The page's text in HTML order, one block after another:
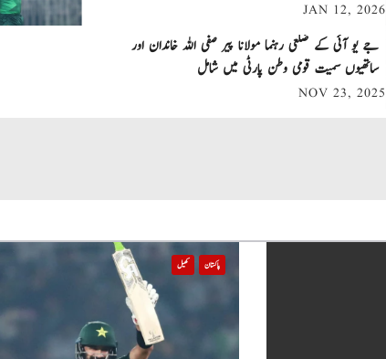
JAN 12, 2026
جے یو آئی کے ضلعی رہنما مولانا پیر صفی اللہ خاندان اور
ساتھیوں سمیت قومی وطن پارٹی میں شامل
NOV 23, 2025
پاکستان کھیل